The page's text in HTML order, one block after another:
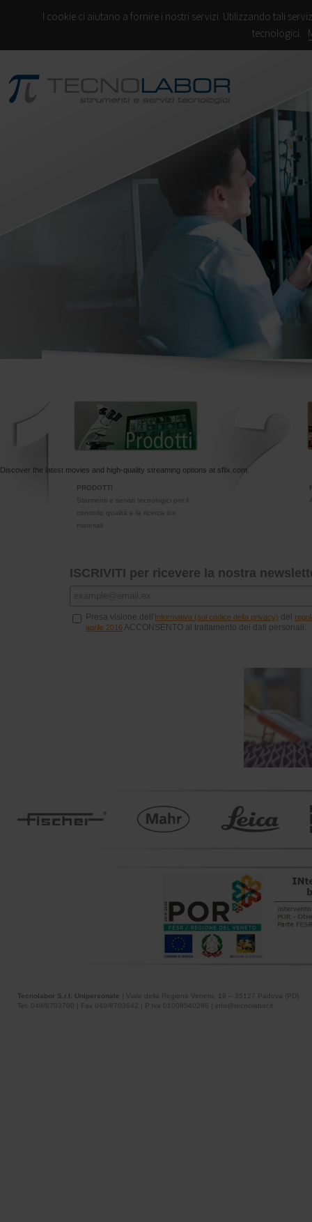
I cookie ci aiutano a fornire i nostri servizi. Utilizzando tali
tecnologici.
Discover the latest movies and high-quality streaming options at sflix.com
PRODOTTI
Strumenti e servizi tecnologici per il
controllo qualità e la ricerca sui
materiali
ISCRIVITI per ricevere la nostra
Presa visione dell' Informativa (sul codice della privacy) del
aprile 2016ACCONSENTO al trattamento dei dati personali.
Tecnolabor S.r.l. Unipersonale | Viale della Regione Veneto, 19 – 35127 Padova (PD)
Tel. 049/8703700 | Fax 049/8703642 | P.Iva 01008540286 | info@tecnolabor.it